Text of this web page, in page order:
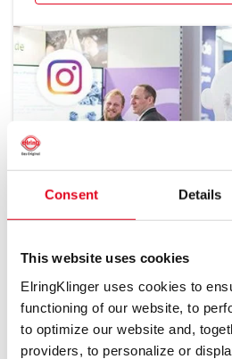
Consent Details
This website uses cookies
ElringKlinger uses cookies to
functioning of our website, to
to optimize our website and,
providers, to personalize or
#stayontrack